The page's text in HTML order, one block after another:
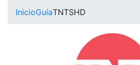
InicioGuíaTNTSHD